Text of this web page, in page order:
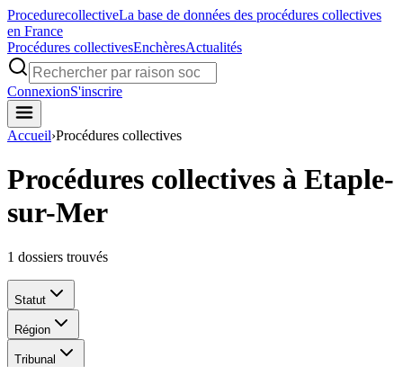
ProcedurecollectiveLa base de données des procédures collectives
en France
Procédures collectivesEnchèresActualités
ConnexionS'inscrire
Accueil›Procédures collectives
Procédures collectives à Etaple-
sur-Mer
1 dossiers trouvés
Statut
Région
Tribunal